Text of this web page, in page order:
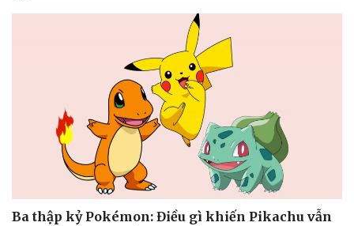
Ba thập kỷ Pokémon: Điều gì khiến Pikachu vẫn